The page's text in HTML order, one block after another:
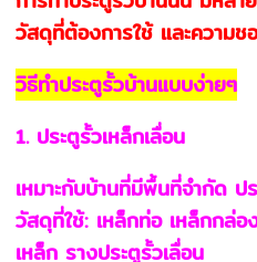
วัสดุที่ต้องการใช้ และความ
วิธีทำประตูรั้วบ้านแบบง่ายๆ
1. ประตูรั้วเหล็กเลื่อน
เหมาะกับบ้านที่มีพื้นที่จำกัด
วัสดุที่ใช้: เหล็กท่อ เหล็กกล่
เหล็ก รางประตูรั้วเลื่อน